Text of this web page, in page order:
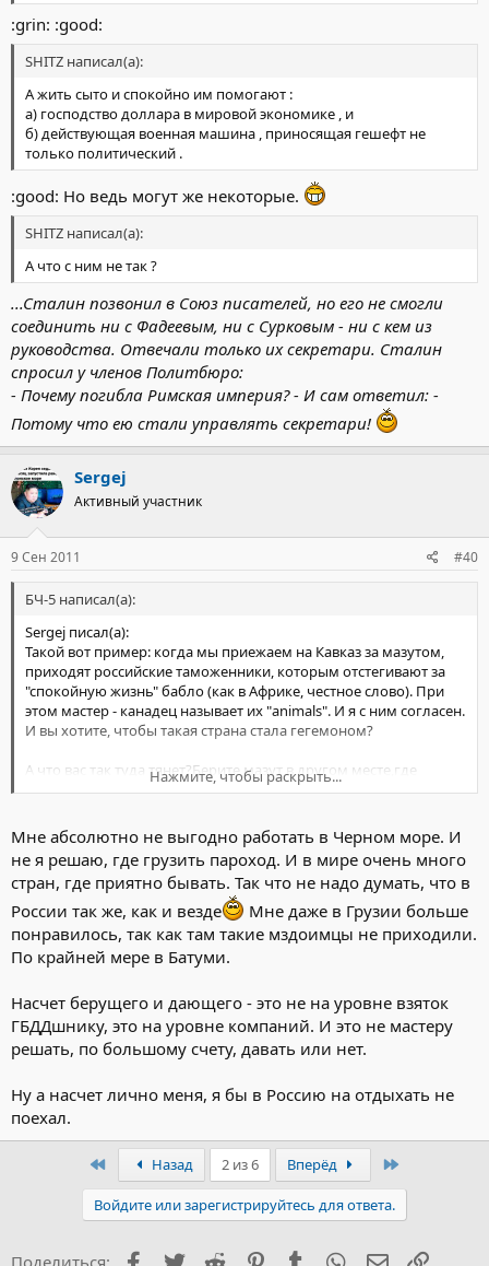
:grin: :good:
SHITZ написал(а):
А жить сыто и спокойно им помогают :
а) господство доллара в мировой экономике , и
б) действующая военная машина , приносящая гешефт не
только политический .
:good: Но ведь могут же некоторые.
SHITZ написал(а):
А что с ним не так ?
...Сталин позвонил в Союз писателей, но его не смогли
соединить ни с Фадеевым, ни с Сурковым - ни с кем из
руководства. Отвечали только их секретари. Сталин
спросил у членов Политбюро:
- Почему погибла Римская империя? - И сам ответил: -
Потому что ею стали управлять секретари!
Sergej
Активный участник
9 Сен 2011 #40
БЧ-5 написал(а):
Sergej писал(а):
Такой вот пример: когда мы приежаем на Кавказ за мазутом,
приходят российские таможенники, которым отстегивают за
"спокойную жизнь" бабло (как в Африке, честное слово). При
этом мастер - канадец называет их "animals". И я с ним согласен.
И вы хотите, чтобы такая страна стала гегемоном?
А что вас так туда тянет?Берите мазут в другом месте,где
таможенники-люди "приятные во всех отношениях".ИМХО ,но
ваш канадец-такой же"animal",ибо "дающий" ничем не лучше
"берущего"-одного поля ягоды.И что творится в России
такого,чего в мире нет,где то больше,где-то меньше?
Нажмите, чтобы раскрыть...
Мне абсолютно не выгодно работать в Черном море. И
не я решаю, где грузить пароход. И в мире очень много
стран, где приятно бывать. Так что не надо думать, что в
России так же, как и везде
Мне даже в Грузии больше
понравилось, так как там такие мздоимцы не приходили.
По крайней мере в Батуми.
Насчет берущего и дающего - это не на уровне взяток
ГБДДшнику, это на уровне компаний. И это не мастеру
решать, по большому счету, давать или нет.
Ну а насчет лично меня, я бы в Россию на отдыхать не
поехал.
ПервыйНазад 2 из 6 Вперёд
Войдите или зарегистрируйтесь для ответа.
Поделиться: Facebook
Twitter Reddit PinterestTumblr WhatsApp